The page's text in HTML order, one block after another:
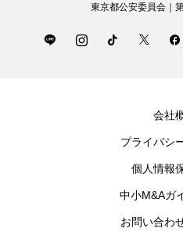
東京都公安委員会｜
会社
プライバシ
個人情報
中小M&Aガ
お問い合わ